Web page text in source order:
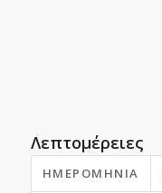
Λεπτομέρειες
ΗΜΕΡΟΜΗΝΊΑ